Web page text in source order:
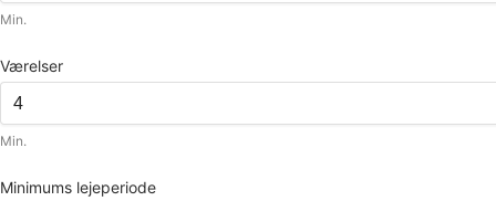
Min.
Værelser
Min.
Minimums lejeperiode